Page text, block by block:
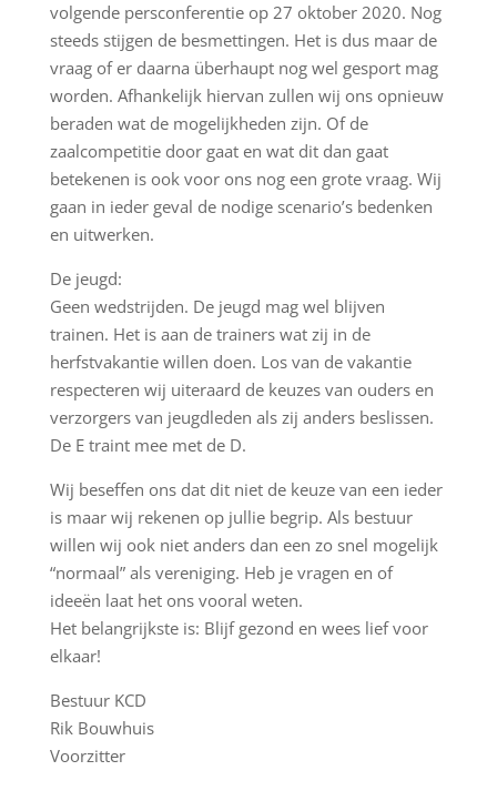
volgende persconferentie op 27 oktober 2020. Nog
steeds stijgen de besmettingen. Het is dus maar de
vraag of er daarna überhaupt nog wel gesport mag
worden. Afhankelijk hiervan zullen wij ons opnieuw
beraden wat de mogelijkheden zijn. Of de
zaalcompetitie door gaat en wat dit dan gaat
betekenen is ook voor ons nog een grote vraag. Wij
gaan in ieder geval de nodige scenario’s bedenken
en uitwerken.
De jeugd:
Geen wedstrijden. De jeugd mag wel blijven
trainen. Het is aan de trainers wat zij in de
herfstvakantie willen doen. Los van de vakantie
respecteren wij uiteraard de keuzes van ouders en
verzorgers van jeugdleden als zij anders beslissen.
De E traint mee met de D.
Wij beseffen ons dat dit niet de keuze van een ieder
is maar wij rekenen op jullie begrip. Als bestuur
willen wij ook niet anders dan een zo snel mogelijk
“normaal” als vereniging. Heb je vragen en of
ideeën laat het ons vooral weten.
Het belangrijkste is: Blijf gezond en wees lief voor
elkaar!
Bestuur KCD
Rik Bouwhuis
Voorzitter